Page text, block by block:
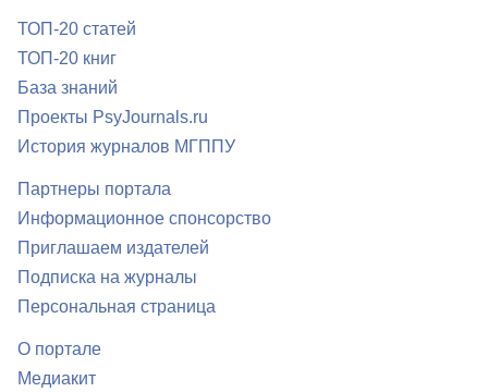
ТОП-20 статей
ТОП-20 книг
База знаний
Проекты PsyJournals.ru
История журналов МГППУ
Партнеры портала
Информационное спонсорство
Приглашаем издателей
Подписка на журналы
Персональная страница
О портале
Медиакит